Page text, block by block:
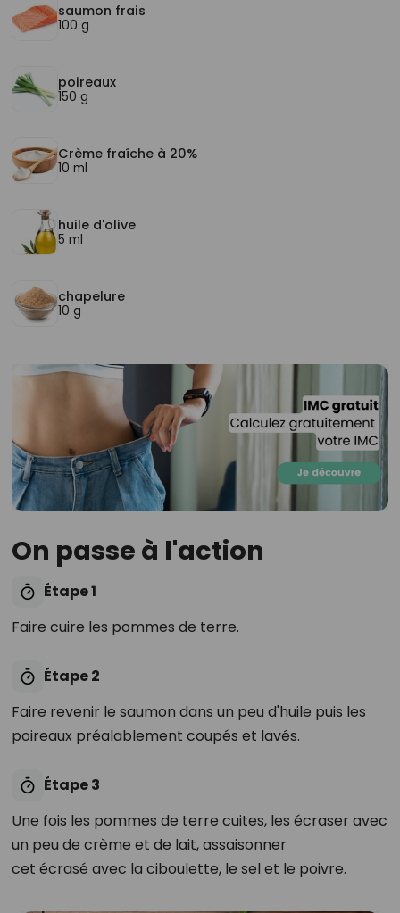
saumon frais
100 g
poireaux
150 g
Crème fraîche à 20%
10 ml
huile d'olive
5 ml
chapelure
10 g
On passe à l'action
Étape 1
Faire cuire les pommes de terre.
Étape 2
Faire revenir le saumon dans un peu d'huile puis les
poireaux préalablement coupés et lavés.
Étape 3
Une fois les pommes de terre cuites, les écraser avec
un peu de crème et de lait, assaisonner
cet écrasé avec la ciboulette, le sel et le poivre.